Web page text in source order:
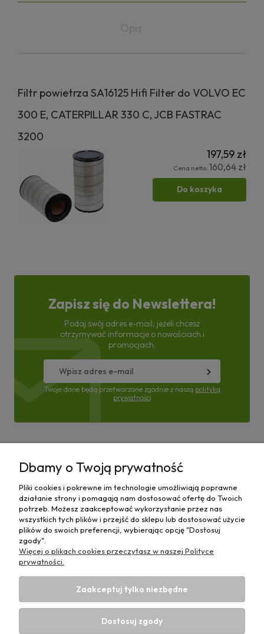
Filtr powietrza SA16125 Hifi Filter do VOLVO EC
300 E, CATERPILLAR 330 C, JCB FASTRAC
3200
197,59 zł
Cena netto: 160,64 zł
Do koszyka
Zapisz się do Newslettera!
Podaj swój adres e-mail, jeżeli chcesz
otrzymywać informacje o nowościach i
promocjach.
Twoje dane będą przetwarzane zgodnie z naszą polityką
prywatności
Moje konto
Płatności i dostawa
Informacje
O nas
Dbamy o Twoją prywatność
Pliki cookies i pokrewne im technologie umożliwiają poprawne
działanie strony i pomagają nam dostosować ofertę do Twoich
potrzeb. Możesz zaakceptować wykorzystanie przez nas
wszystkich tych plików i przejść do sklepu lub dostosować użycie
plików do swoich preferencji, wybierając opcję "Dostosuj
zgody".
Więcej o plikach cookies przeczytasz w naszej Polityce
prywatności.
Zaakceptuj tylko niezbędne
Dostosuj zgody